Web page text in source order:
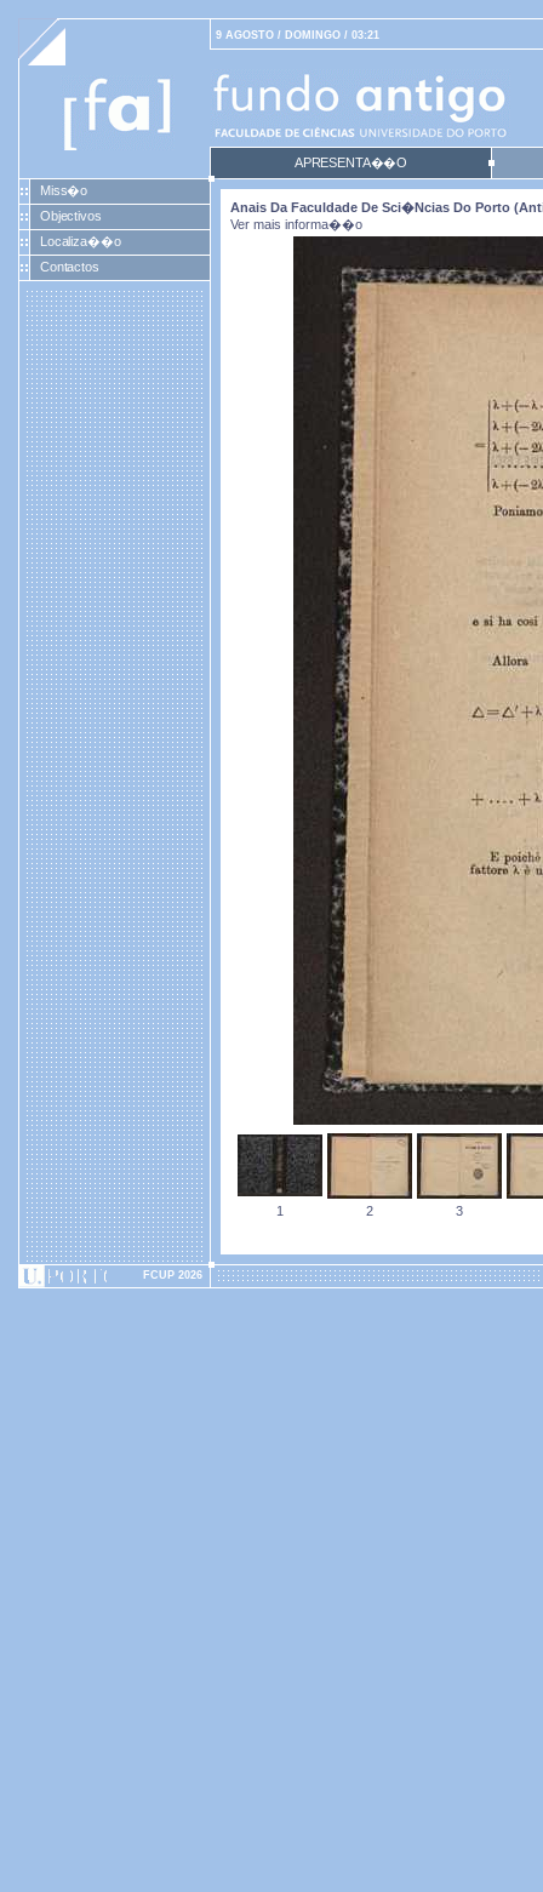
9 AGOSTO / DOMINGO / 03:21
APRESENTA��O
Miss�o
Objectivos
Localiza��o
Contactos
Anais Da Faculdade De Sci�ncias Do Porto
Ver mais informa��o
1 2 3
FCUP 2026